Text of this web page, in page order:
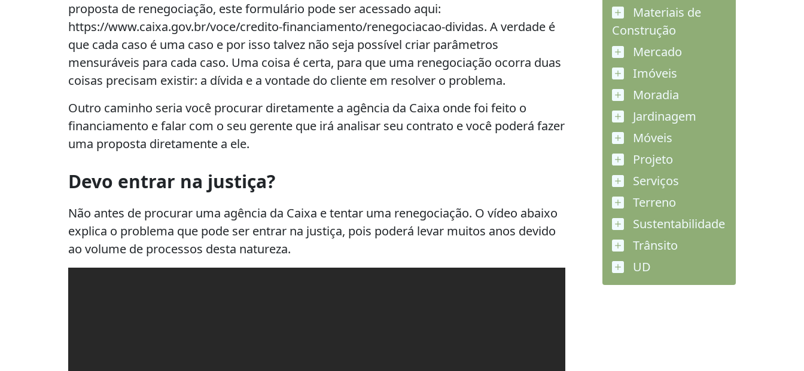
proposta de renegociação, este formulário pode ser acessado aqui:
https://www.caixa.gov.br/voce/credito-financiamento/renegociacao-dividas. A verdade é
que cada caso é uma caso e por isso talvez não seja possível criar parâmetros
mensuráveis para cada caso. Uma coisa é certa, para que uma renegociação ocorra duas
coisas precisam existir: a dívida e a vontade do cliente em resolver o problema.
Outro caminho seria você procurar diretamente a agência da Caixa onde foi feito o
financiamento e falar com o seu gerente que irá analisar seu contrato e você poderá fazer
uma proposta diretamente a ele.
Devo entrar na justiça?
Não antes de procurar uma agência da Caixa e tentar uma renegociação. O vídeo abaixo
explica o problema que pode ser entrar na justiça, pois poderá levar muitos anos devido
ao volume de processos desta natureza.
Materiais de
Construção
Mercado
Imóveis
Moradia
Jardinagem
Móveis
Projeto
Serviços
Terreno
Sustentabilidade
Trânsito
UD